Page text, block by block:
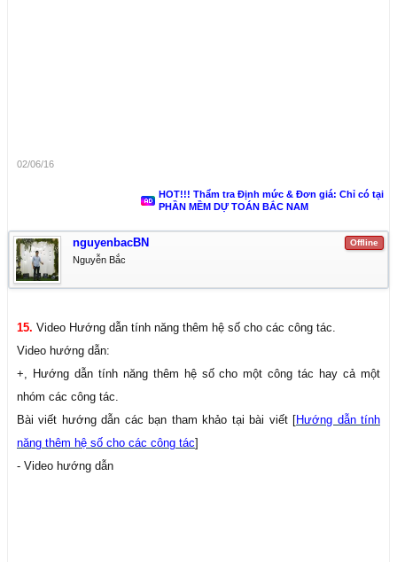
02/06/16
HOT!!! Thẩm tra Định mức & Đơn giá: Chỉ có tại
PHẦN MỀM DỰ TOÁN BẮC NAM
Offline
nguyenbacBN
Nguyễn Bắc
15. Video Hướng dẫn tính năng thêm hệ số cho các công tác.
Video hướng dẫn:
+, Hướng dẫn tính năng thêm hệ số cho một công tác hay cả một
nhóm các công tác.
Bài viết hướng dẫn các bạn tham khảo tại bài viết [Hướng dẫn tính
năng thêm hệ số cho các công tác]
- Video hướng dẫn